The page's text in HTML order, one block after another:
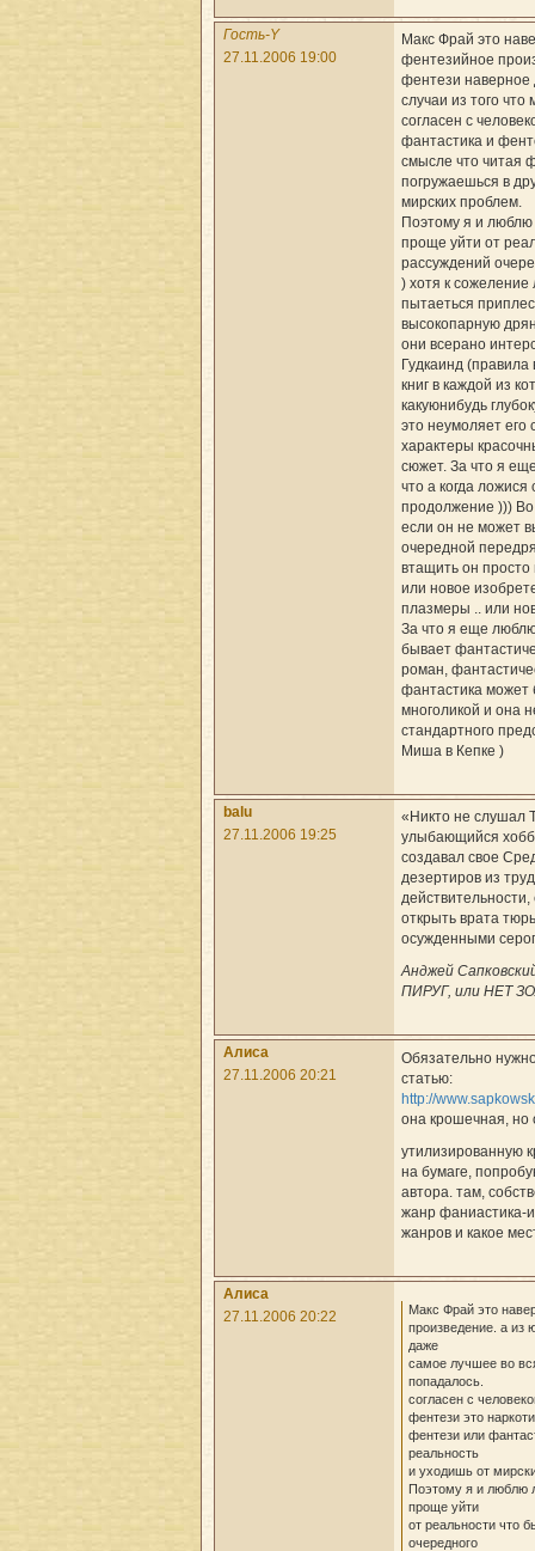
Гость-Y
27.11.2006 19:00
Макс Фрай это
фентезийное
фентези наверное
случаи из того
согласен с
фантастика и
смысле что читая
погружаешься в
мирских проблем.
Поэтому я и
проще уйти от
рассуждений
) хотя к
пытаеться
высокопарную
они всерано
Гудкаинд
книг в каждой из
какуюнибудь
это неумоляет его
характеры
сюжет. За что я
что а когда
продолжение ))) Во
если он не может
очередной
втащить он
или новое
плазмеры .. или
За что я еще люблю
бывает
роман,
фантастика может
многоликой и она
стандартного
Миша в Кепке )
balu
27.11.2006 19:25
«Никто не слушал
улыбающийся
создавал свое
дезертиров из
открыть врата
осужденными
Анджей
ПИРУГ, или НЕТ
Алиса
27.11.2006 20:21
Обязательно
статью:
http://
она крошечная, но
утилизированную
на бумаге,
автора. там,
жанр фаниастика-
жанров и какое
Алиса
27.11.2006 20:22
Макс Фрай это
произведение. а из
даже
самое лучшее во
попадалось.
согласен с
фентези это
фентези или
реальность
и уходишь от
Поэтому я и люблю
проще уйти
от реальности что
очередного